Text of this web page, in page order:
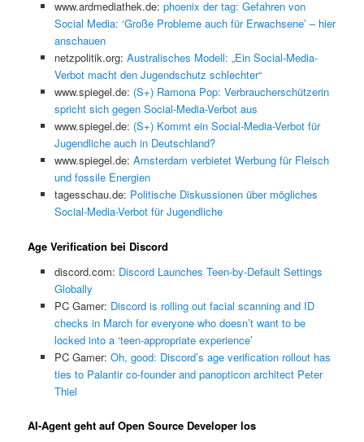
www.ardmediathek.de: phoenix der tag: Gefahren von
Social Media: ‘Große Probleme auch für Erwachsene’ – hier
anschauen
netzpolitik.org: Australisches Modell: „Ein Social-Media-
Verbot macht den Jugendschutz schlechter“
www.spiegel.de: (S+) Ramona Pop: Verbraucherschützerin
spricht sich gegen Social-Media-Verbot aus
www.spiegel.de: (S+) Kommt ein Social-Media-Verbot für
Jugendliche auch in Deutschland?
www.spiegel.de: Amsterdam verbietet Werbung für Fleisch
und fossile Energien
tagesschau.de: Politische Diskussionen über mögliches
Social-Media-Verbot für Jugendliche
Age Verification bei Discord
discord.com: Discord Launches Teen-by-Default Settings
Globally
PC Gamer: Discord is rolling out facial scanning and ID
checks in March for everyone who doesn’t want to be
locked into a ‘teen-appropriate experience’
PC Gamer: Oh, good: Discord’s age verification rollout has
ties to Palantir co-founder and panopticon architect Peter
Thiel
AI-Agent geht auf Open Source Developer los